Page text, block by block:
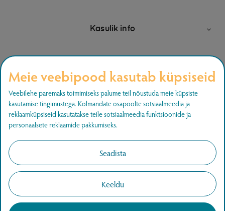
Kasulik info 
Liitu uudiskirjaga
Liitu ja saa teada uutest pakkumistest.
Meie veebipood kasutab küpsiseid
Veebilehe paremaks toimimiseks palume teil nõustuda meie küpsiste
kasutamise tingimustega. Kolmandate osapoolte sotsiaalmeedia ja
reklaamküpsiseid kasutatakse teile sotsiaalmeedia funktsioonide ja
personaalsete reklaamide pakkumiseks.
Seadista
Keeldu